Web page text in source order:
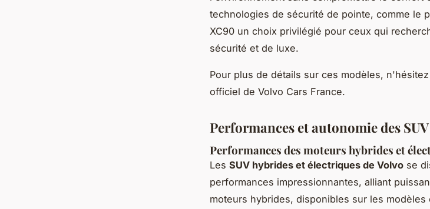
technologies de sécurité de pointe, comme le
XC90 un choix privilégié pour ceux qui
sécurité et de luxe.
Pour plus de détails sur ces modèles, n'hésitez
officiel de Volvo Cars France.
Performances et autonomie des
Performances des moteurs hybrides et
Les SUV hybrides et électriques de Volvo se
performances impressionnantes, alliant
moteurs hybrides, disponibles sur les modèles